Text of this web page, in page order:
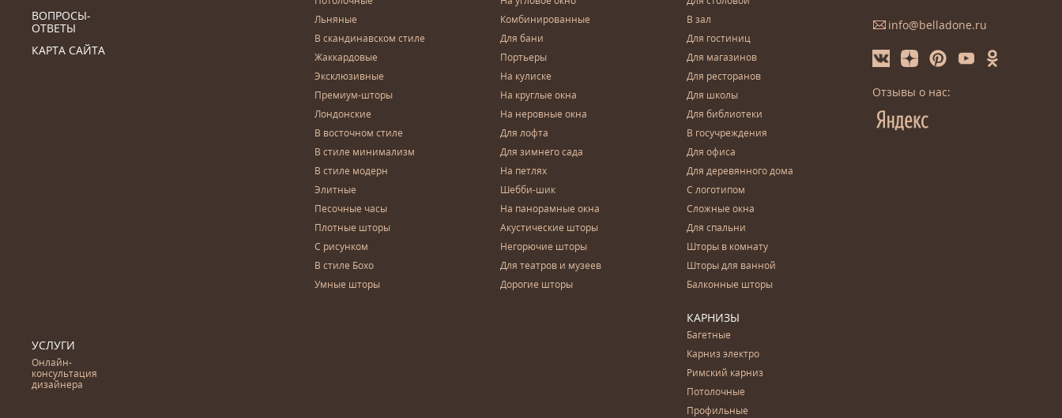
ВОПРОСЫ-
ОТВЕТЫ
КАРТА САЙТА
УСЛУГИ
Онлайн-
консультация
дизайнера
Льняные
В скандинавском стиле
Жаккардовые
Эксклюзивные
Премиум-шторы
Лондонские
В восточном стиле
В стиле минимализм
В стиле модерн
Элитные
Песочные часы
Плотные шторы
С рисунком
В стиле Бохо
Умные шторы
Комбинированные
Для бани
Портьеры
На кулиске
На круглые окна
На неровные окна
Для лофта
Для зимнего сада
На петлях
Шебби-шик
На панорамные окна
Акустические шторы
Негорючие шторы
Для театров и музеев
Дорогие шторы
В зал
Для гостиниц
Для магазинов
Для ресторанов
Для школы
Для библиотеки
В госучреждения
Для офиса
Для деревянного дома
С логотипом
Сложные окна
Для спальни
Шторы в комнату
Шторы для ванной
Балконные шторы
КАРНИЗЫ
Багетные
Карниз электро
Римский карниз
Потолочные
Профильные
info@belladone.ru
Отзывы о нас: